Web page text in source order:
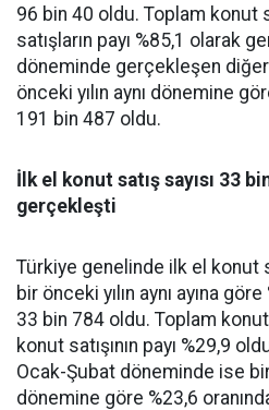
96 bin 40 oldu. Toplam konut
satışların payı %85,1 olarak
döneminde gerçekleşen
önceki yılın aynı dönemine
191 bin 487 oldu.
İlk el konut satış sayısı 33
gerçekleşti
Türkiye genelinde ilk el konut
bir önceki yılın aynı ayına
33 bin 784 oldu. Toplam konut
konut satışının payı %29,9
Ocak-Şubat döneminde ise bir
dönemine göre %23,6